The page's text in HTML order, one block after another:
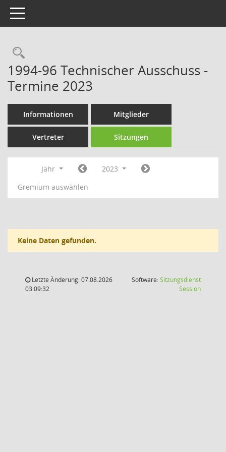
Toggle navigation
Rechercheauswahl
1994-96 Technischer Ausschuss -
Termine 2023
Informationen Mitglieder
Vertreter Sitzungen
Jahr
2023
Gremium auswählen
Keine Daten gefunden.
Letzte Änderung: 07.08.2026
03:09:32
Software:Sitzungsdienst
Session(Wird in